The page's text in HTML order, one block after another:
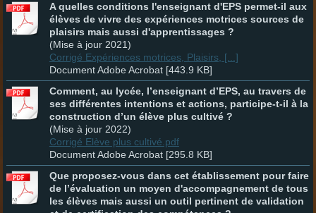
A quelles conditions l'enseignant d'EPS permet-il aux
élèves de vivre des expériences motrices sources de
plaisirs mais aussi d'apprentissages ?
(Mise à jour 2021)
Corrigé Expériences motrices, Plaisirs, [...]
Document Adobe Acrobat [443.9 KB]
Comment, au lycée, l’enseignant d’EPS, au travers de
ses différentes intentions et actions, participe-t-il à la
construction d’un élève plus cultivé ?
(Mise à jour 2022)
Corrigé Elève plus cultivé.pdf
Document Adobe Acrobat [295.8 KB]
Que proposez-vous dans cet établissement pour faire
de l’évaluation un moyen d'accompagnement de tous
les élèves mais aussi un outil pertinent de validation